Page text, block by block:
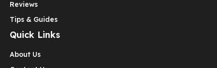
Reviews
Tips & Guides
Quick Links
About Us